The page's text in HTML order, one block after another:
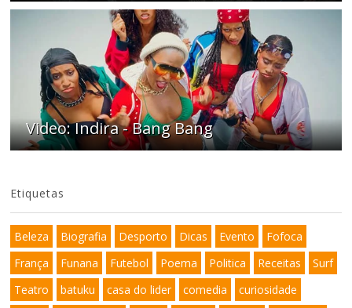
Video: Indira - Bang Bang
Etiquetas
Beleza Biografia Desporto Dicas Evento
Fofoca
França
Funana Futebol Poema Politica Receitas
Surf
Teatro
batuku casa do lider comedia
curiosidade